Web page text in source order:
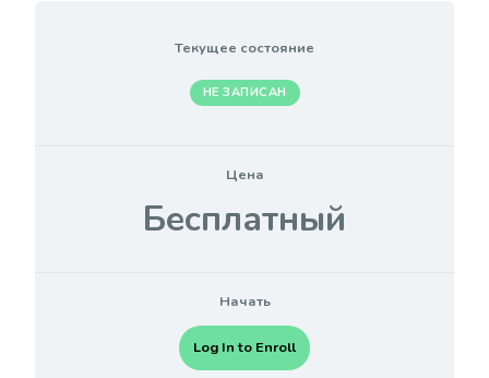
Текущее состояние
НЕ ЗАПИСАН
Цена
Бесплатный
Начать
Log In to Enroll